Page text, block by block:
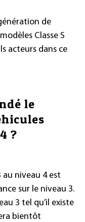
de
Classe S
acteurs dans ce
le
?
au niveau 4 est
sur le niveau 3.
3 tel qu’il existe
bientôt